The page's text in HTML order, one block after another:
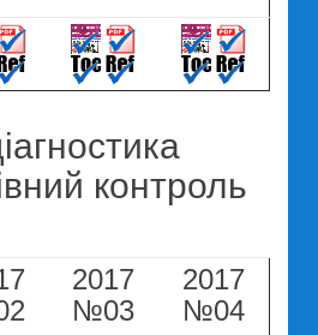
контроль
2017
№03
2017
№04